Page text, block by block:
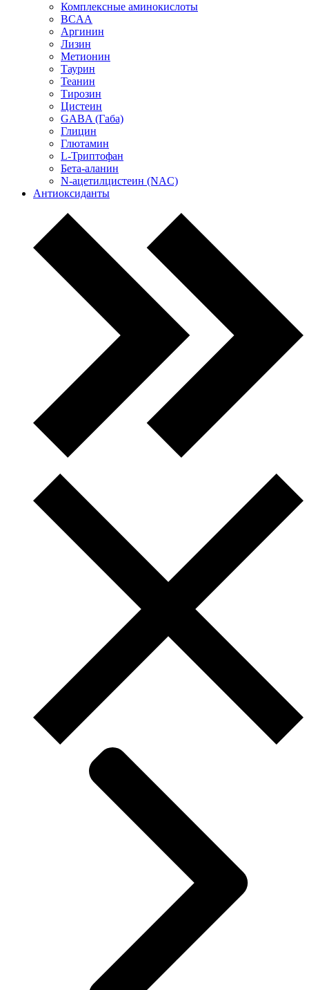
Комплексные аминокислоты
BCAA
Аргинин
Лизин
Метионин
Таурин
Теанин
Тирозин
Цистеин
GABA (Габа)
Глицин
Глютамин
L-Триптофан
Бета-аланин
N-ацетилцистеин (NAC)
Антиоксиданты